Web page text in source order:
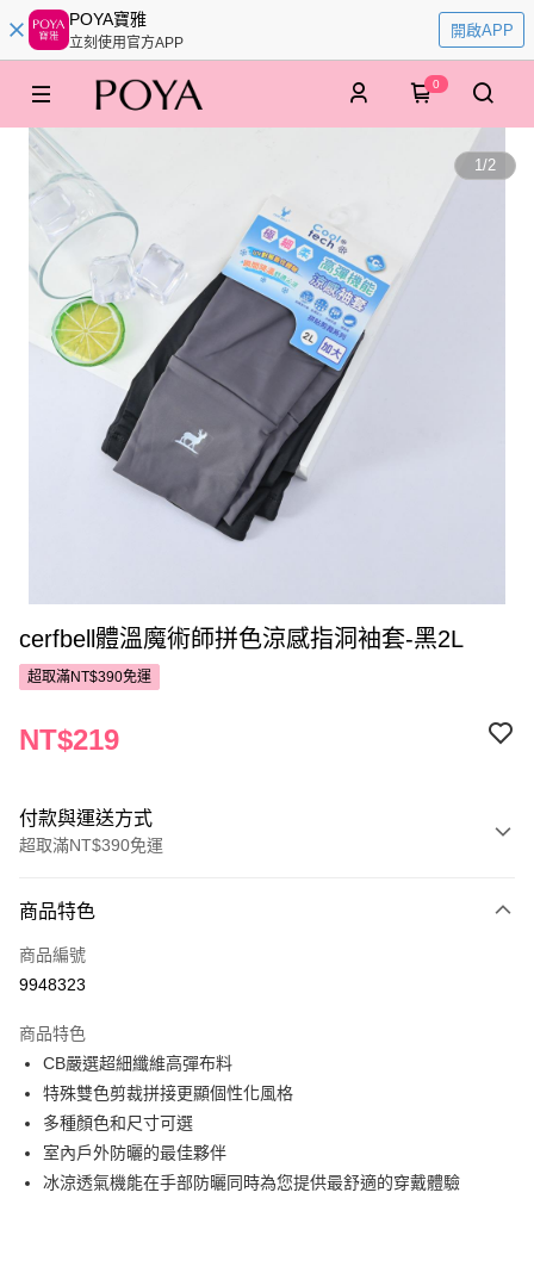
POYA寶雅
立刻使用官方APP
開啟APP
0
1/2
cerfbell體溫魔術師拼色涼感指洞袖套-黑2L
超取滿NT$390免運
NT$219
付款與運送方式
超取滿NT$390免運
POYA支付
信用卡一次付款
LINE Pay
Apple Pay
街口支付
悠遊付
商品特色
商品編號
9948323
商品特色
CB嚴選超細纖維高彈布料
特殊雙色剪裁拼接更顯個性化風格
多種顏色和尺寸可選
室內戶外防曬的最佳夥伴
冰涼透氣機能在手部防曬同時為您提供最舒適的穿戴體驗